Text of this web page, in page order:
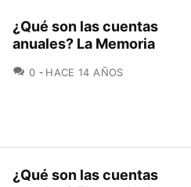
¿Qué son las cuentas
anuales? La Memoria
0 COMENTARIOS
HACE 14 AÑOS
¿Qué son las cuentas